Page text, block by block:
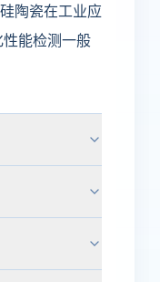
陶瓷在工业应
能检测一般